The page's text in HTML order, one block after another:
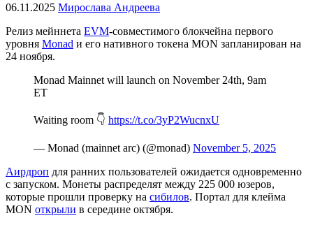
06.11.2025 Мирослава Андреева
Релиз мейннета EVM-совместимого блокчейна первого
уровня Monad и его нативного токена MON запланирован на
24 ноября.
Monad Mainnet will launch on November 24th, 9am
ET
Waiting room 👇 https://t.co/3yP2WucnxU
— Monad (mainnet arc) (@monad) November 5, 2025
Аирдроп для ранних пользователей ожидается одновременно
с запуском. Монеты распределят между 225 000 юзеров,
которые прошли проверку на сибилов. Портал для клейма
MON открыли в середине октября.